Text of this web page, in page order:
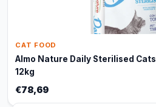
CAT FOOD
Almo Nature Daily Sterilised
12kg
€78,69